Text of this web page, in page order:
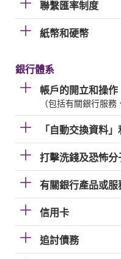
聯繫匯率制度
紙幣和硬幣
銀行體系
帳戶的開立和操作
（包括有關銀行服務
「自動交換資料
打擊洗錢及恐怖分
有關銀行產品或服
信用卡
追討債務